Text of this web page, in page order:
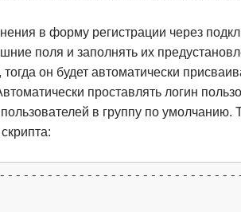
в форму регистрации через
поля и заполнять их
он будет автоматически
проставлять логин
в группу по умолчанию.